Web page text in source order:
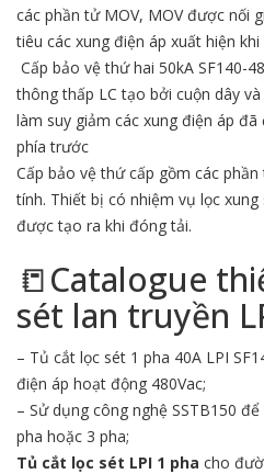
các phần tử MOV, MOV được nối
tiêu các xung điện áp xuất hiện
Cấp bảo vệ thứ hai 50kA SF140-
thông thấp LC tạo bởi cuộn dây
làm suy giảm các xung điện áp
phía trước
Cấp bảo vệ thứ cấp gồm các
tính. Thiết bị có nhiệm vụ lọc
được tạo ra khi đóng tải.
📒Catalogue
sét lan truyền
– Tủ cắt lọc sét 1 pha 40A LPI
điện áp hoạt động 480Vac;
– Sử dụng công nghệ SSTB150
pha hoặc 3 pha;
Tủ cắt lọc sét LPI 1 pha cho